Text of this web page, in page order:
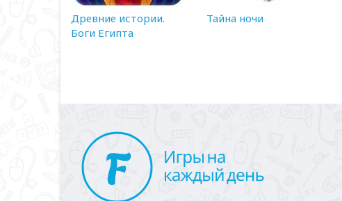
Древние истории.
Боги Египта
Тайна ночи